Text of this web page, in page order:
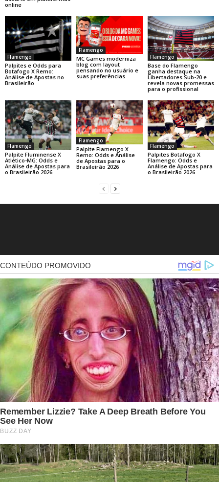
online
Flamengo
Palpites e Odds para
Botafogo X Remo:
Análise de Apostas no
Brasileirão
Flamengo
MC Games moderniza
blog com layout
pensando no usuário e
suas preferências
Flamengo
Base do Flamengo
ganha destaque na
Libertadores Sub-20 e
revela novas promessas
para o profissional
Flamengo
Palpite Fluminense X
Atlético-MG: Odds e
Análise de Apostas para
o Brasileirão 2026
Flamengo
Palpite Flamengo X
Remo: Odds e Análise
de Apostas para o
Brasileirão 2026
Flamengo
Palpites Botafogo X
Flamengo: Odds e
Análise de Apostas para
o Brasileirão 2026